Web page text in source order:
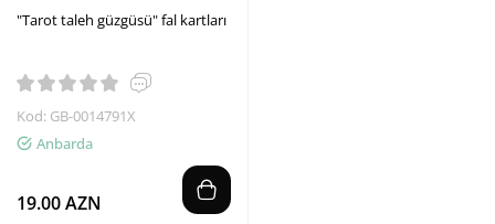
"Tarot taleh güzgüsü" fal kartları
Kod: GB-0014791X
Anbarda
19.00 AZN